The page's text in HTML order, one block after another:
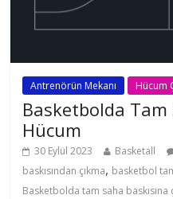
Antrenörün Mekanı Hücum
Basketbolda Tam
Hücum
30 Eylül 2023 Basketall
baskısından çıkma, basketbol
Basketbolda tam saha baskısına